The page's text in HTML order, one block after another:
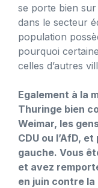
se porte bien
dans le secteur
population
pourquoi
celles d’autres
Egalement à la
Thuringe bien
Weimar, les
CDU ou l’AfD,
gauche. Vous
et avez
en juin contre